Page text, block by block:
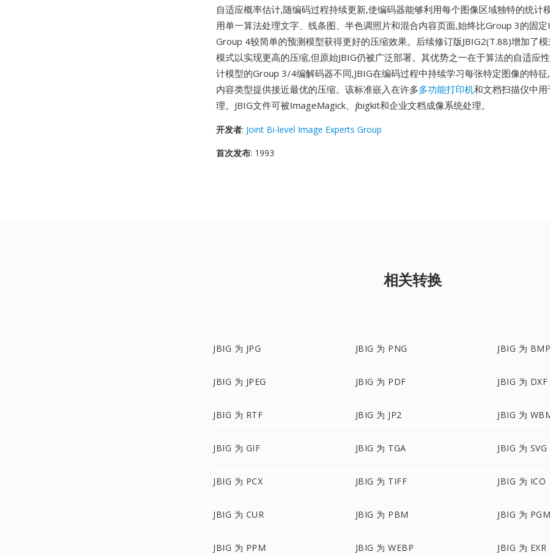
自适应概率估计,随编码过程持续更新,使编码器能够利用每个图像区域独特的统计
用单一算法处理文字、线条图、半色调照片和混合内容页面,始终比Group 3的固
Group 4较简单的预测模型获得更好的压缩效果。后续修订版JBIG2(T.88)增加了
模式以实现更高的压缩,但原始JBIG仍被广泛部署。其优势之一在于算法的自适应
计模型的Group 3/4编解码器不同,JBIG在编码过程中持续学习每张特定图像的特
内容类型提供接近最优的压缩。该标准嵌入在许多多功能打印机和文档扫描仪中
理。JBIG文件可被ImageMagick、jbigkit和企业文档成像系统处理。
开发者: Joint Bi-level Image Experts Group
首次发布: 1993
相关转换
JBIG 为 JPG JBIG 为 PNG JBIG 为 BMP
JBIG 为 JPEG JBIG 为 PDF JBIG 为 DXF
JBIG 为 RTF JBIG 为 JP2 JBIG 为
JBIG 为 GIF JBIG 为 TGA JBIG 为 SVG
JBIG 为 PCX JBIG 为 TIFF JBIG 为 ICO
JBIG 为 CUR JBIG 为 PBM JBIG 为 PGM
JBIG 为 PPM JBIG 为 WEBP JBIG 为 EXR